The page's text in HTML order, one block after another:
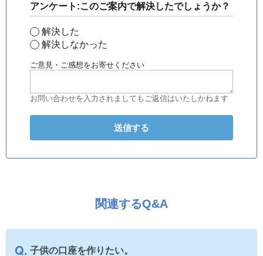
アンケート:このご案内で解決したでしょうか？
解決した
解決しなかった
ご意見・ご感想をお寄せください
お問い合わせを入力されましてもご返信はいたしかねます
関連するQ&A
子供の口座を作りたい。